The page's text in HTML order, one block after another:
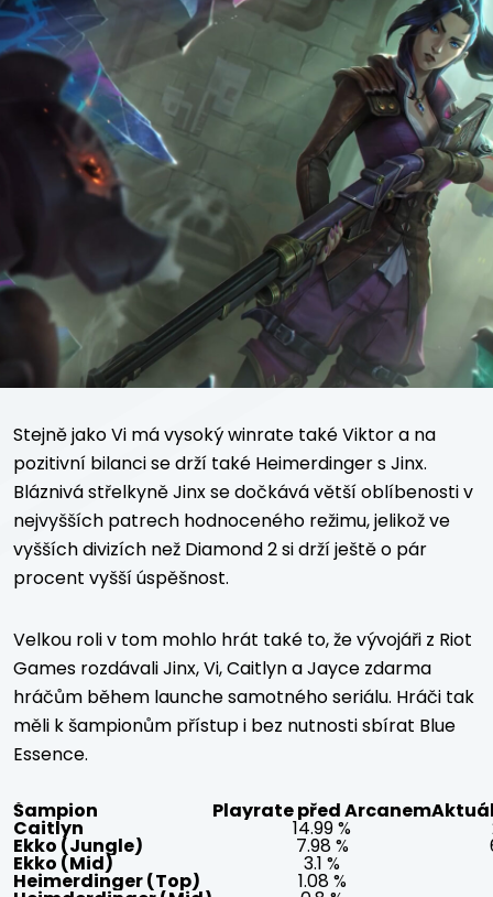
Stejně jako Vi má vysoký winrate také Viktor a na
pozitivní bilanci se drží také Heimerdinger s Jinx.
Bláznivá střelkyně Jinx se dočkává větší oblíbenosti v
nejvyšších patrech hodnoceného režimu, jelikož ve
vyšších divizích než Diamond 2 si drží ještě o pár
procent vyšší úspěšnost.
Velkou roli v tom mohlo hrát také to, že vývojáři z Riot
Games rozdávali Jinx, Vi, Caitlyn a Jayce zdarma
hráčům během launche samotného seriálu. Hráči tak
měli k šampionům přístup i bez nutnosti sbírat Blue
Essence.
Šampion Playrate před Arcanem
Caitlyn 14.99 %
Ekko (Jungle) 7.98 %
Ekko (Mid) 3.1 %
Heimerdinger (Top) 1.08 %